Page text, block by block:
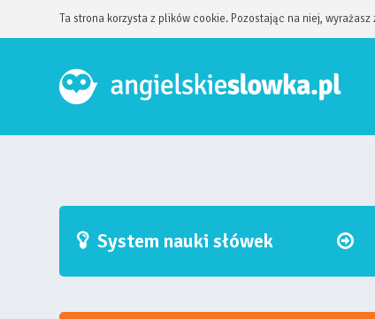
Ta strona korzysta z plików cookie. Pozostając na niej,
System nauki słówek